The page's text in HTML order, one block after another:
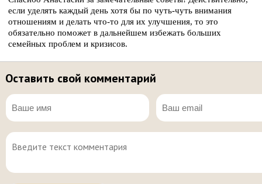
если уделять каждый день хотя бы по чуть-чуть внимания
отношениям и делать что-то для их улучшения, то это
обязательно поможет в дальнейшем избежать больших
семейных проблем и кризисов.
Оставить свой комментарий